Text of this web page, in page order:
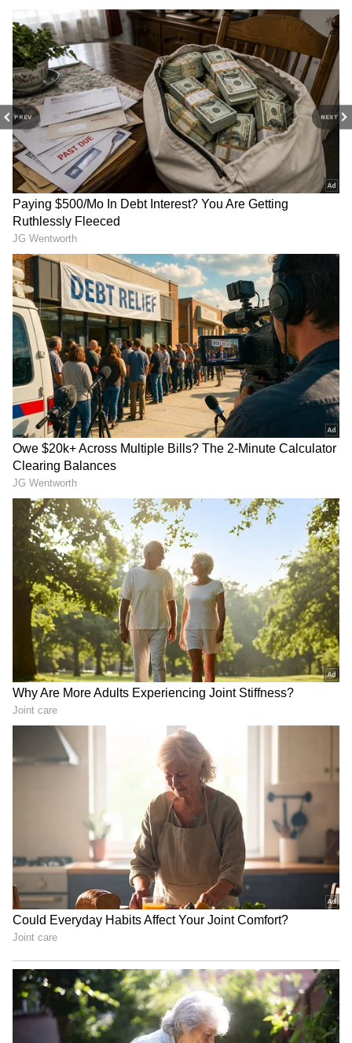
PREV NEXT
ఆ ఆరుగురు కాంగ్రెస్ ఎమ్మెల్యేలు ఫిరాయింపుల వ్యతిరేక
చట్టాన్ని ఉల్లంఘించారని స్పీకర్ వివరించారు. వీరిని
సస్పెండ్ చేయడంతో రాష్ట్ర ప్రభుత్వానికి ముప్ుప తప్పింది.
పాముకాటుతో చ‌నిపోయాడ‌ని
గంగా న‌దిలో వ‌దిలేశారు.. క‌ట్
చేస్తే, 8 ఏళ్ల త‌ర్వాత ఊహించ‌ని
ట్విస్ట్
Kalki bhagwan: ఈ ఫొటోలో
ఉంది ఎవ‌రో గుర్తు ప‌ట్టారా.?
ఇంత‌కీ వీళ్లు ఏమై పోయారు.?
PM Modi: కేవ‌లం ప్ర‌శ్నించ‌డ‌మే
కాదు.. దేశ యువ‌త‌కు ప్ర‌ధాని
మోదీ సూచన
గుజరాత్‌లో వింత ఘటన అలల్లా
ఎగసి పడుతున్న బావి నీళ్లు |
Virparada village | Gujarat
mysterious well
LATEST VIDEOS
చీరను నేసిన సీఎం చంద్రబాబు | CM
Chandrababu Chirala tour | Asianet
Telugu
బంగాళాఖాతంలో అల్పపీడనం...ఇక ఏపీలో
దంచుడే | Asianet News Telugu